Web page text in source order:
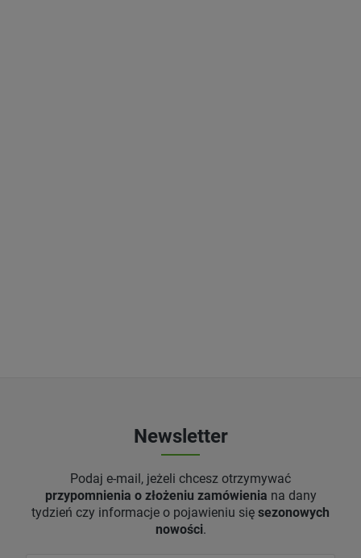
Newsletter
Podaj e-mail, jeżeli chcesz otrzymywać
przypomnienia o złożeniu zamówienia na dany
tydzień czy informacje o pojawieniu się sezonowych
nowości.